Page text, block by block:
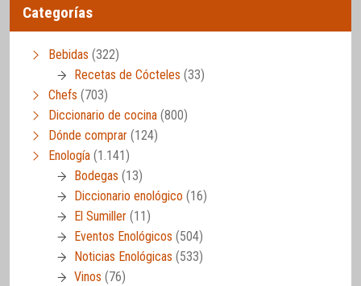
Categorías
Bebidas (322)
Recetas de Cócteles (33)
Chefs (703)
Diccionario de cocina (800)
Dónde comprar (124)
Enología (1.141)
Bodegas (13)
Diccionario enológico (16)
El Sumiller (11)
Eventos Enológicos (504)
Noticias Enológicas (533)
Vinos (76)